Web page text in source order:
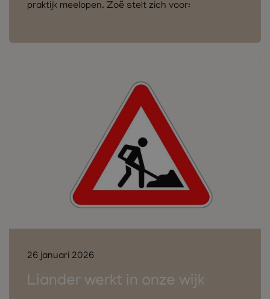
praktijk meelopen. Zoë stelt zich voor:
Liander werkt in onze wijk
26 januari 2026